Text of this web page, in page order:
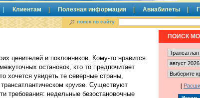
Клиентам Полезная информация Авиабилеты
поиск по сайту
ценителей и поклонников. Кому-то нравится
остановок, кто то предпочитает
хочется увидеть те северные страны,
круизе. Существуют
требования: недельные безостановочные
ПОИСК
[